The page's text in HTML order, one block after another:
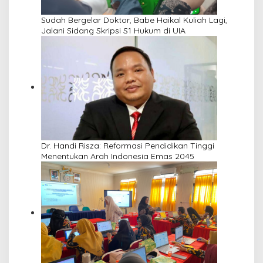
Sudah Bergelar Doktor, Babe Haikal Kuliah Lagi,
Jalani Sidang Skripsi S1 Hukum di UIA
Dr. Handi Risza: Reformasi Pendidikan Tinggi
Menentukan Arah Indonesia Emas 2045